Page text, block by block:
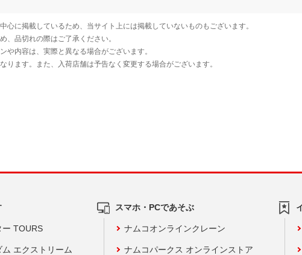
ー TOURS
エクストリーム
スマホ・PCであそぶ
ナムコオンラインクレーン
ナムコパークス オンラインストア